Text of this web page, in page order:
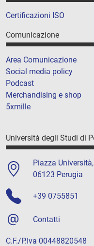
Certificazioni ISO
Comunicazione
Area Comunicazione
Social media policy
Podcast
Merchandising e shop
5xmille
Università degli Studi di
Piazza Università,
06123 Perugia
+39 0755851
Contatti
C.F./P.Iva 00448820548